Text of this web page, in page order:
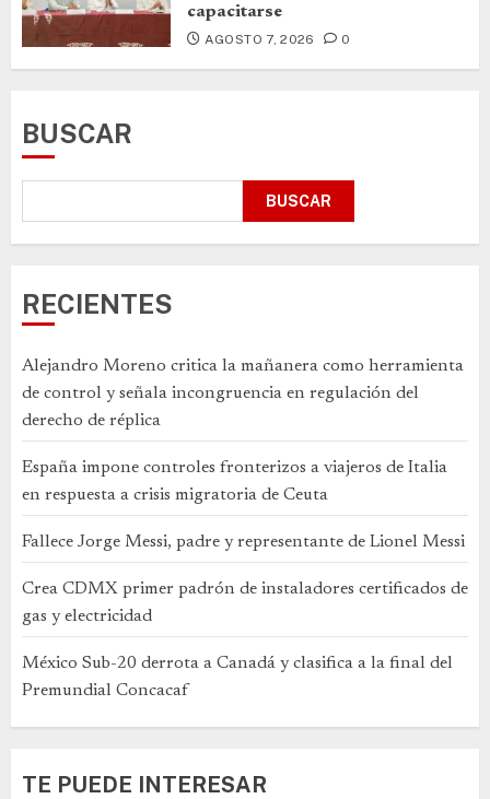
capacitarse
AGOSTO 7, 2026 0
BUSCAR
BUSCAR
RECIENTES
Alejandro Moreno critica la mañanera como herramienta
de control y señala incongruencia en regulación del
derecho de réplica
España impone controles fronterizos a viajeros de Italia
en respuesta a crisis migratoria de Ceuta
Fallece Jorge Messi, padre y representante de Lionel Messi
Crea CDMX primer padrón de instaladores certificados de
gas y electricidad
México Sub-20 derrota a Canadá y clasifica a la final del
Premundial Concacaf
TE PUEDE INTERESAR